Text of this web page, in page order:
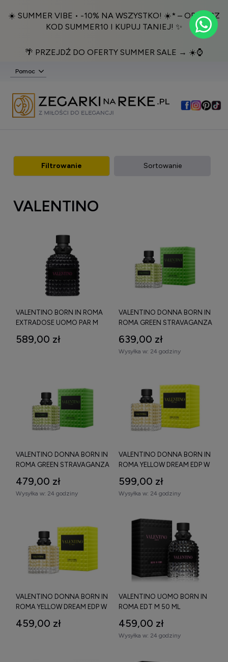
☀️ SUMMER VIBE • -10% NA WSZYSTKO! ☀️* – ODBIERZ
KOD SUMMER10 I KUPUJ TANIEJ! ✨
🌴 PRZEJDŹ DO OFERTY SUMMER SALE → ☀️⌚️
Pomoc
Filtrowanie Sortowanie
VALENTINO
VALENTINO BORN IN ROMA
EXTRADOSE UOMO PAR M
589,00 zł
VALENTINO DONNA BORN IN
ROMA GREEN STRAVAGANZA
639,00 zł
Wysyłka w: 24 godziny
VALENTINO DONNA BORN IN
ROMA GREEN STRAVAGANZA
479,00 zł
Wysyłka w: 24 godziny
VALENTINO DONNA BORN IN
ROMA YELLOW DREAM EDP W
599,00 zł
Wysyłka w: 24 godziny
VALENTINO DONNA BORN IN
ROMA YELLOW DREAM EDP W
459,00 zł
VALENTINO UOMO BORN IN
ROMA EDT M 50 ML
459,00 zł
Wysyłka w: 24 godziny